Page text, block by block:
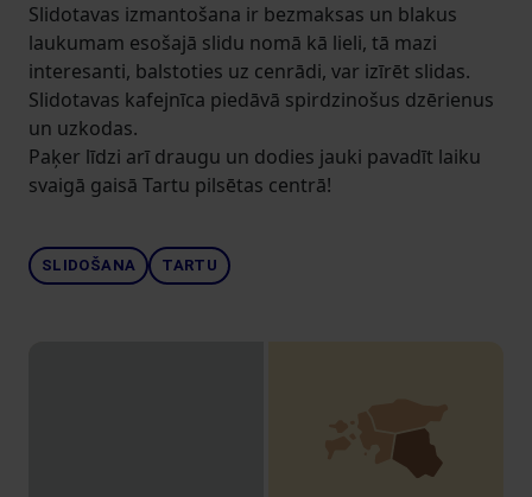
Slidotavas izmantošana ir bezmaksas un blakus
laukumam esošajā slidu nomā kā lieli, tā mazi
interesanti, balstoties uz cenrādi, var izīrēt slidas.
Slidotavas kafejnīca piedāvā spirdzinošus dzērienus
un uzkodas.
Paķer līdzi arī draugu un dodies jauki pavadīt laiku
svaigā gaisā Tartu pilsētas centrā!
SLIDOŠANA TARTU